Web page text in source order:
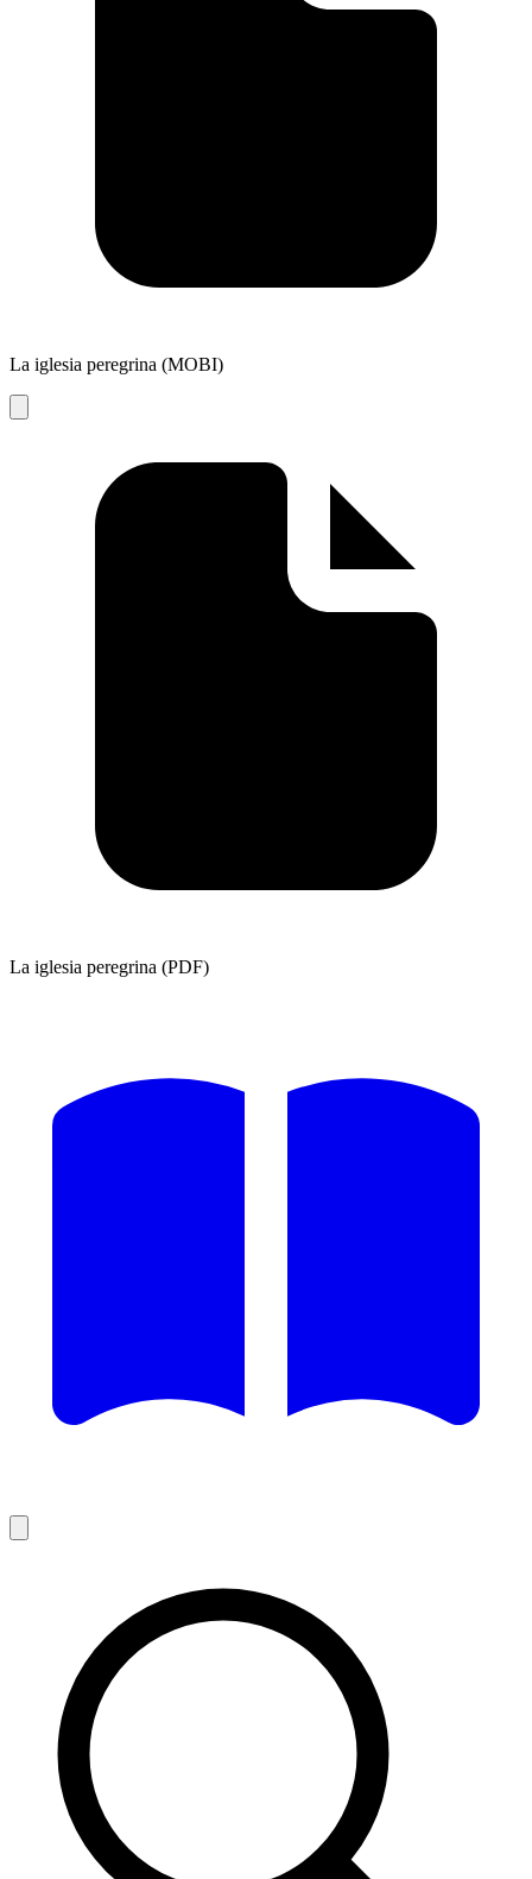
La iglesia peregrina (MOBI)
La iglesia peregrina (PDF)